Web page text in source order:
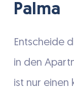
Palma
Entscheide
in den
ist nur einen